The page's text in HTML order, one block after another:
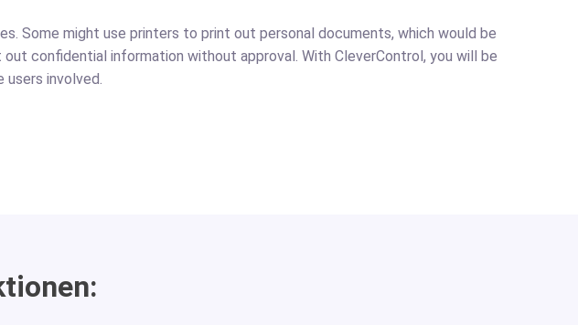
Some might use printers to print out personal documents, which would be
confidential information without approval. With CleverControl, you will be
involved.